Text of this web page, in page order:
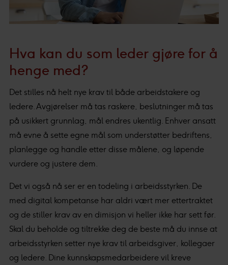
Hva kan du som leder gjøre for å
henge med?
Det stilles nå helt nye krav til både arbeidstakere og
ledere. Avgjørelser må tas raskere, beslutninger må tas
på usikkert grunnlag, mål endres ukentlig. Enhver ansatt
må evne å sette egne mål som understøtter bedriftens,
planlegge og handle etter disse målene, og løpende
vurdere og justere dem.
Det vi også nå ser er en todeling i arbeidsstyrken. De
med digital kompetanse har aldri vært mer ettertraktet
og de stiller krav av en dimisjon vi heller ikke har sett før.
Skal du beholde og tiltrekke deg de beste må du innse at
arbeidsstyrken setter nye krav til arbeidsgiver, kollegaer
og ledere. Dine kunnskapsmedarbeidere vil kreve